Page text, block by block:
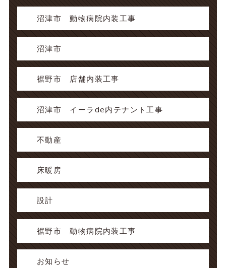
沼津市 動物病院内装工事
沼津市
裾野市 店舗内装工事
沼津市 イーラde内テナント工事
不動産
床暖房
設計
裾野市 動物病院内装工事
お知らせ